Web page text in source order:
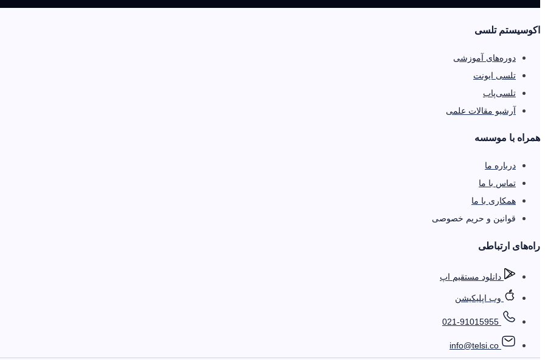
اکوسیستم تلسی
دوره‌های آموزشی
تلسی ایونت
تلسی‌پاب
آرشیو مقالات علمی
همراه با موسسه
درباره ما
تماس با ما
همکاری با ما
قوانین و حریم خصوصی
را‌ه‌های ارتباطی
دانلود مستقیم اپ
وب اپلیکیشن
021-91015955
info@telsi.co